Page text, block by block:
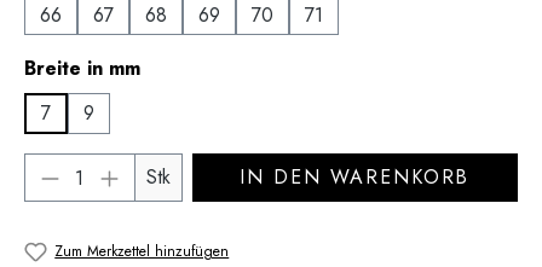
66
67 68 69 70
71
Breite in mmauswählen
7
9
Produkt Anzahl: Gib den gewünschten
Stk IN DEN WARENKORB
Zum Merkzettel hinzufügen